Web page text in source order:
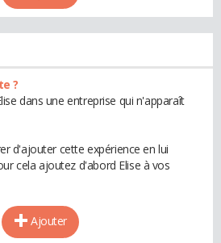
?
dans une entreprise qui n'apparaît
d'ajouter cette expérience en lui
cela ajoutez d'abord Elise à vos
Ajouter